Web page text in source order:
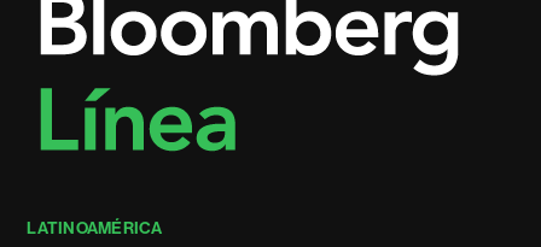
LATINOAMÉRICA